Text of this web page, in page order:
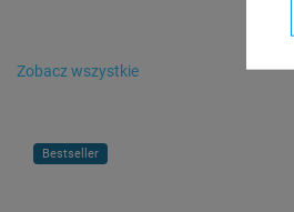
Zobacz wszystkie
Bestseller